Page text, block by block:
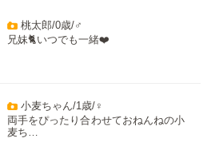
桃太郎/0歳/♂
兄妹🐈いつでも一緒❤️
小麦ちゃん/1歳/♀
両手をぴったり合わせておねんねの小
麦ち…